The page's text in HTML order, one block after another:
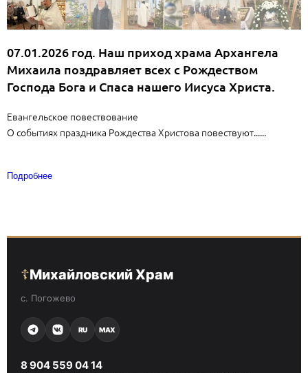
07.01.2026 год. Наш приход храма Архангела
Михаила поздравляет всех с Рождеством
Господа Бога и Спаса нашего Иисуса Христа.
Евангельское повествование
О событиях праздника Рождества Христова повествуют......
Подробнее
☦Михайловский Храм
с. Погожево
RU MAX
8 904 559 04 14